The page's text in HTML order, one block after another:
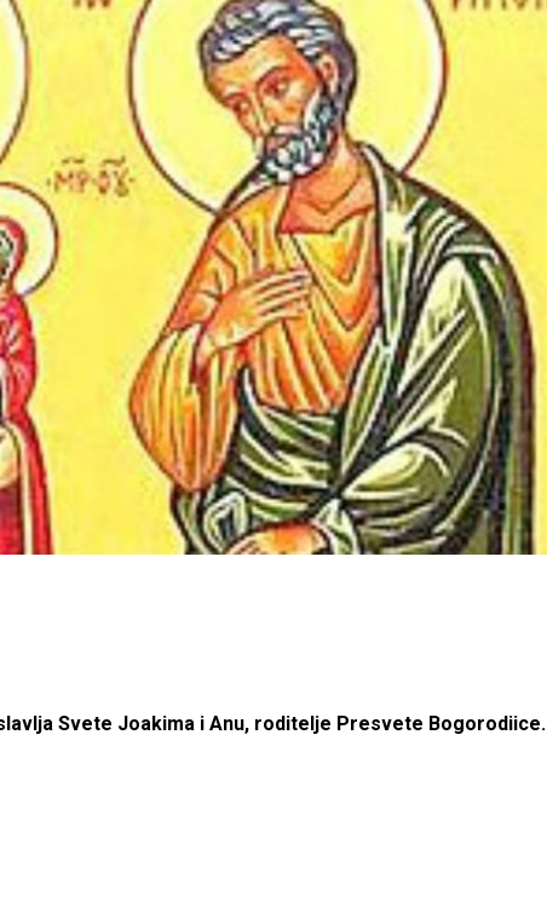
Svete Joakima i Anu, roditelje Presvete Bogorodiice.